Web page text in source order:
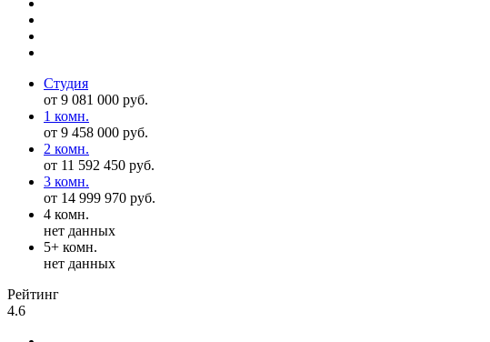
Студия
от 9 081 000 руб.
1 комн.
от 9 458 000 руб.
2 комн.
от 11 592 450 руб.
3 комн.
от 14 999 970 руб.
4 комн.
нет данных
5+ комн.
нет данных
Рейтинг
4.6